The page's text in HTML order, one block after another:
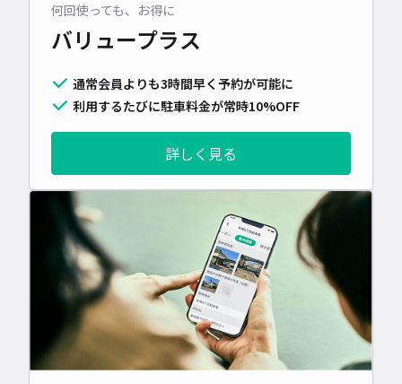
何回使っても、お得に
バリュープラス
通常会員よりも3時間早く予約が可能に
利用するたびに駐車料金が常時10%OFF
詳しく見る